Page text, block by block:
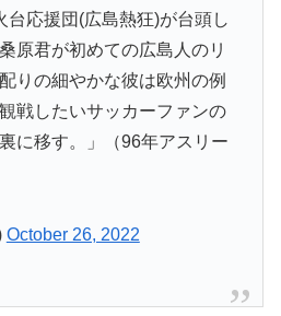
台応援団(広島熱狂)が台頭し
原君が初めての広島人のリ
りの細やかな彼は欧州の例
戦したいサッカーファンの
に移す。」（96年アスリー
October 26, 2022